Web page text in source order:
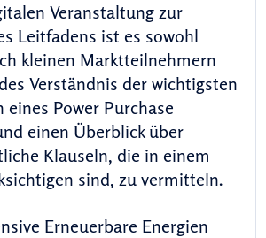
Veranstaltung zur
Leitfadens ist es sowohl
kleinen Marktteilnehmern
Verständnis der wichtigsten
eines Power Purchase
einen Überblick über
Klauseln, die in einem
sind, zu vermitteln.
Erneuerbare Energien